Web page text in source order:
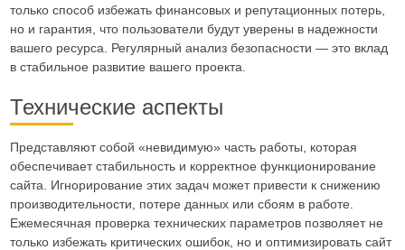
только способ избежать финансовых и репутационных потерь,
но и гарантия, что пользователи будут уверены в надежности
вашего ресурса. Регулярный анализ безопасности — это вклад
в стабильное развитие вашего проекта.
Технические аспекты
Представляют собой «невидимую» часть работы, которая
обеспечивает стабильность и корректное функционирование
сайта. Игнорирование этих задач может привести к снижению
производительности, потере данных или сбоям в работе.
Ежемесячная проверка технических параметров позволяет не
только избежать критических ошибок, но и оптимизировать сайт